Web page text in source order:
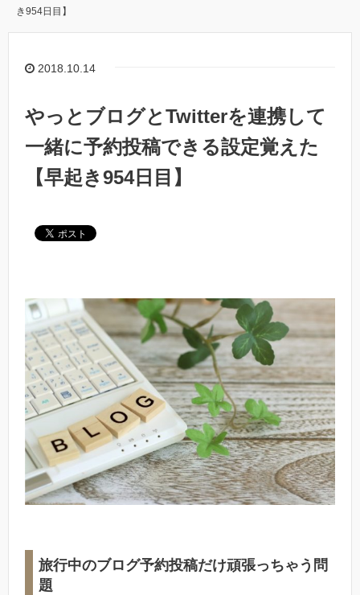
き954日目】
2018.10.14
やっとブログとTwitterを連携して
一緒に予約投稿できる設定覚えた
【早起き954日目】
旅行中のブログ予約投稿だけ頑張っちゃう問
題